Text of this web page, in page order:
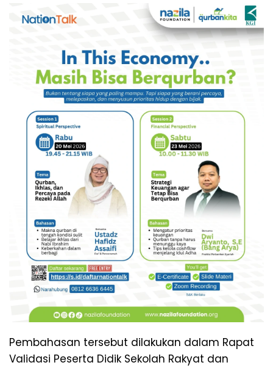
Pembahasan tersebut dilakukan dalam Rapat
Validasi Peserta Didik Sekolah Rakyat dan